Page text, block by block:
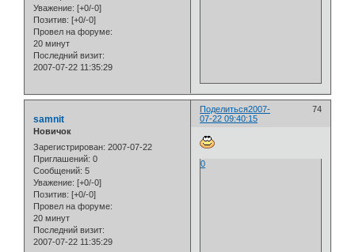
Уважение: [+0/-0]
Позитив: [+0/-0]
Провел на форуме:
20 минут
Последний визит:
2007-07-22 11:35:29
Поделиться 74
2007-
07-22 09:40:15
samnit
Новичок
Зарегистрирован: 2007-07-22
Приглашений: 0
Сообщений: 5
Уважение: [+0/-0]
Позитив: [+0/-0]
Провел на форуме:
20 минут
Последний визит:
2007-07-22 11:35:29
0